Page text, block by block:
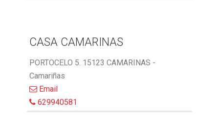
CASA CAMARINAS
PORTOCELO 5. 15123 CAMARINAS -
Camariñas
Email
629940581